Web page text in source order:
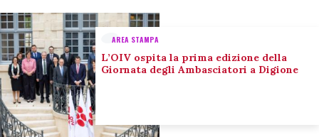
AREA STAMPA
L’OIV ospita la prima edizione della
Giornata degli Ambasciatori a Digione